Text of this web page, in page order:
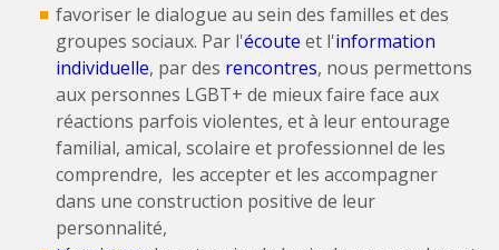
favoriser le dialogue au sein des familles et des
groupes sociaux. Par l'écoute et l'information
individuelle, par des rencontres, nous permettons
aux personnes LGBT+ de mieux faire face aux
réactions parfois violentes, et à leur entourage
familial, amical, scolaire et professionnel de les
comprendre, les accepter et les accompagner
dans une construction positive de leur
personnalité,